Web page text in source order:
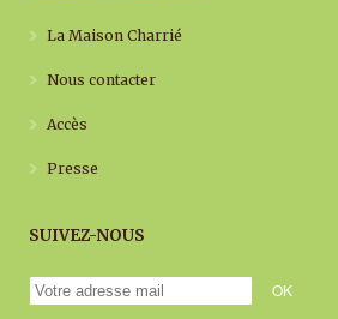
La Maison Charrié
Nous contacter
Accès
Presse
SUIVEZ-NOUS